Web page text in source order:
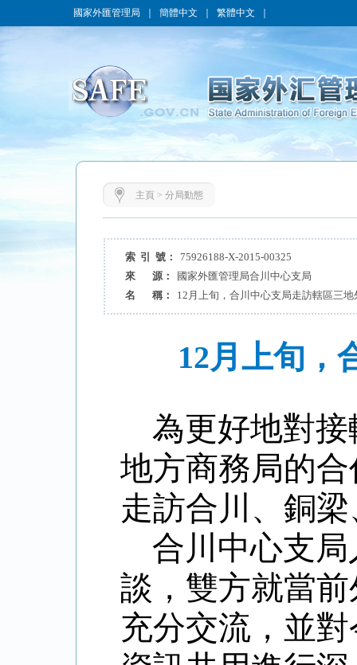
國家外匯管理局 簡體中文 繁體中文
主頁 > 分局動態
索 引 號：
75926188-X-2015-00325
來 源：
國家外匯管理局合川中心支局
名 稱：
12月上旬，合川中心支局走訪轄區三地
12月上旬，
為更好地對
地方商務局的
走訪合川、銅
合川中心支
談，雙方就當
充分交流，並